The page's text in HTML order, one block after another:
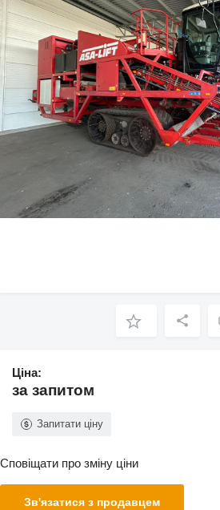
Ціна:
за запитом
Запитати ціну
Сповіщати про зміну ціни
Зв'язатися з продавцем